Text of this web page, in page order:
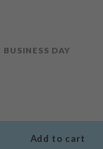
DAY
Add to cart